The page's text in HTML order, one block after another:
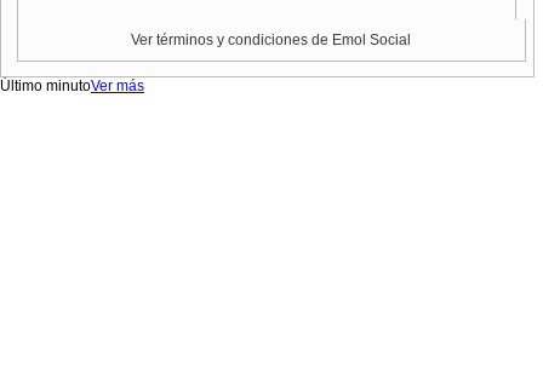
Ver términos y condiciones de Emol Social
Último minutoVer más